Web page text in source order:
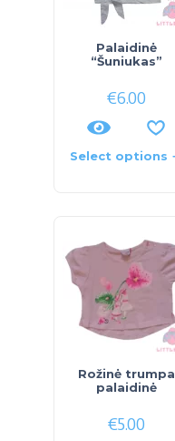
Palaidinė
“Šuniukas”
€6.00
Select options
Rožinė trumpa
palaidinė
€5.00